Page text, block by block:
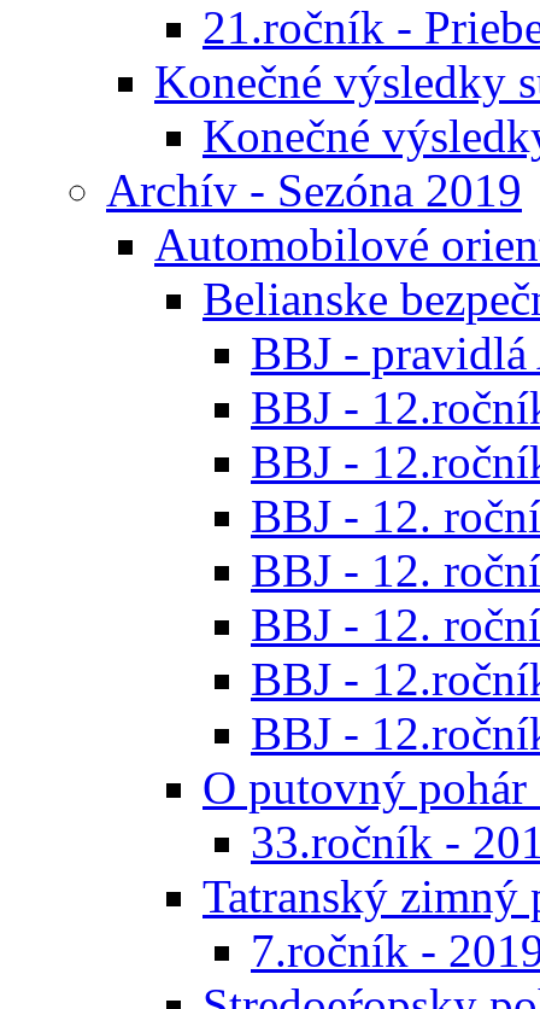
21.ročník -
Konečné výsledky
Konečné
Archív - Sezóna 2019
Automobilové
Belianske
BBJ - pravidlá
BBJ -
BBJ -
BBJ - 12.
BBJ - 12.
BBJ - 12.
BBJ -
BBJ -
O putovný
33.ročník -
Tatranský zimný
7.ročník -